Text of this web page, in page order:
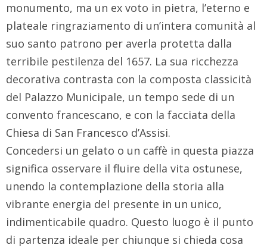
monumento, ma un ex voto in pietra, l’eterno e
plateale ringraziamento di un’intera comunità al
suo santo patrono per averla protetta dalla
terribile pestilenza del 1657. La sua ricchezza
decorativa contrasta con la composta classicità
del Palazzo Municipale, un tempo sede di un
convento francescano, e con la facciata della
Chiesa di San Francesco d’Assisi.
Concedersi un gelato o un caffè in questa piazza
significa osservare il fluire della vita ostunese,
unendo la contemplazione della storia alla
vibrante energia del presente in un unico,
indimenticabile quadro. Questo luogo è il punto
di partenza ideale per chiunque si chieda cosa